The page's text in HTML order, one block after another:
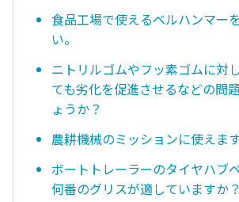
食品工場で使えるベルハンマー
い。
ニトリルゴムやフッ素ゴムに対
ても劣化を促進させるなどの問
ょうか？
農耕機械のミッションに使えま
ボートトレーラーのタイヤハブ
何番のグリスが適していますか？